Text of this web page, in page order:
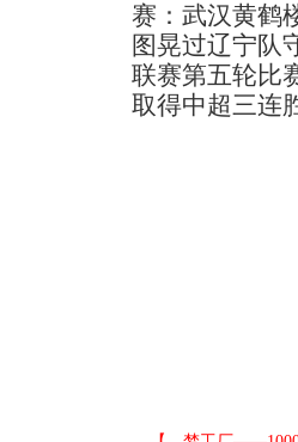
赛：武汉黄鹤
图晃过辽宁队
联赛第五轮比
取得中超三连